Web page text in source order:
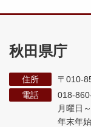
秋田県庁
住所
〒010-
電話
018-
月曜日
年末年